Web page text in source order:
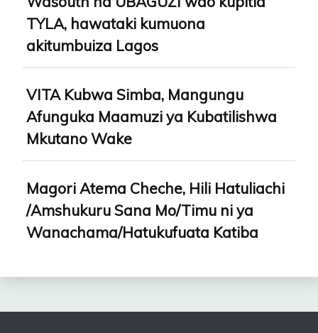
TYLA, hawataki kumuona
akitumbuiza Lagos
VITA Kubwa Simba, Mangungu
Afunguka Maamuzi ya Kubatilishwa
Mkutano Wake
Magori Atema Cheche, Hili Hatuliachi
/Amshukuru Sana Mo/Timu ni ya
Wanachama/Hatukufuata Katiba